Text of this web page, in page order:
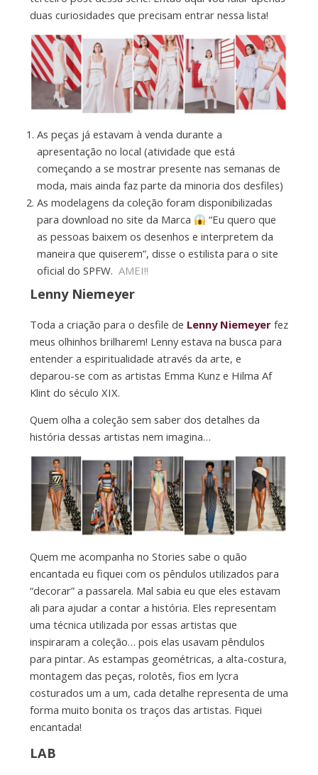
duas curiosidades que precisam entrar nessa lista!
As peças já estavam à venda durante a
apresentação no local (atividade que está
começando a se mostrar presente nas semanas de
moda, mais ainda faz parte da minoria dos desfiles)
As modelagens da coleção foram disponibilizadas
para download no site da Marca
“Eu quero que
as pessoas baixem os desenhos e interpretem da
maneira que quiserem”, disse o estilista para o site
oficial do SPFW. AMEI!!
Lenny Niemeyer
Toda a criação para o desfile de Lenny Niemeyerfez
meus olhinhos brilharem! Lenny estava na busca para
entender a espiritualidade através da arte, e
deparou-se com as artistas Emma Kunz e Hilma Af
Klint do século XIX.
Quem olha a coleção sem saber dos detalhes da
história dessas artistas nem imagina…
Quem me acompanha no Stories sabe o quão
encantada eu fiquei com os pêndulos utilizados para
“decorar” a passarela. Mal sabia eu que eles estavam
ali para ajudar a contar a história. Eles representam
uma técnica utilizada por essas artistas que
inspiraram a coleção… pois elas usavam pêndulos
para pintar. As estampas geométricas, a alta-costura,
montagem das peças, rolotês, fios em lycra
costurados um a um, cada detalhe representa de uma
forma muito bonita os traços das artistas. Fiquei
encantada!
LAB